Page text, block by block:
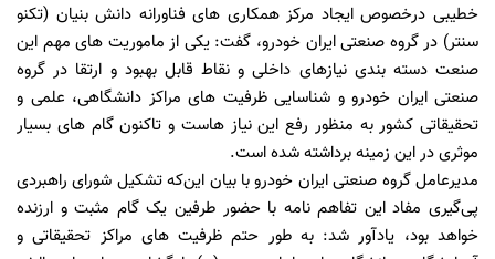
خطیبی درخصوص ایجاد مرکز همکاری های فناورانه دانش بنیان (تکنو
سنتر) در گروه صنعتی ایران خودرو، گفت: یکی از ماموریت های مهم این
صنعت دسته بندی نیازهای داخلی و نقاط قابل بهبود و ارتقا در گروه
صنعتی ایران خودرو و شناسایی ظرفیت های مراکز دانشگاهی، علمی و
تحقیقاتی کشور به منظور رفع این نیاز هاست و تاکنون گام های بسیار
موثری در این زمینه برداشته شده است.
مدیرعامل گروه صنعتی ایران خودرو با بیان این‌که تشکیل شورای راهبردی
پی‌گیری مفاد این تفاهم نامه با حضور طرفین یک گام مثبت و ارزنده
خواهد بود، یادآور شد: به طور حتم ظرفیت های مراکز تحقیقاتی و